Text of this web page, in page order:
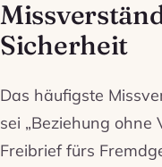
Sicherheit
Das häufigste
sei „Beziehung
Freibrief fürs